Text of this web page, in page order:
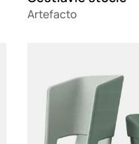
Artefacto